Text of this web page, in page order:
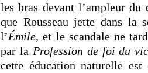
les bras devant l’ampleur du
que Rousseau jette dans la
l’Émile, et le scandale ne
par la Profession de foi du
cette éducation naturelle